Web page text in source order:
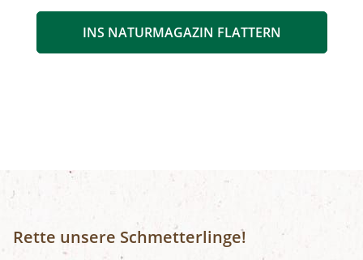
INS NATURMAGAZIN FLATTERN
Rette unsere Schmetterlinge!